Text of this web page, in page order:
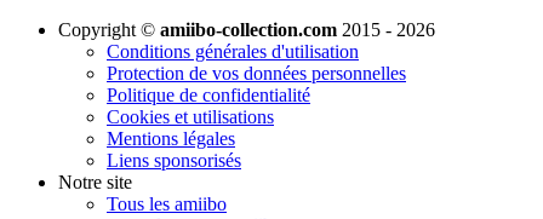
Copyright © amiibo-collection.com 2015 - 2026
Conditions générales d'utilisation
Protection de vos données personnelles
Politique de confidentialité
Cookies et utilisations
Mentions légales
Liens sponsorisés
Notre site
Tous les amiibo